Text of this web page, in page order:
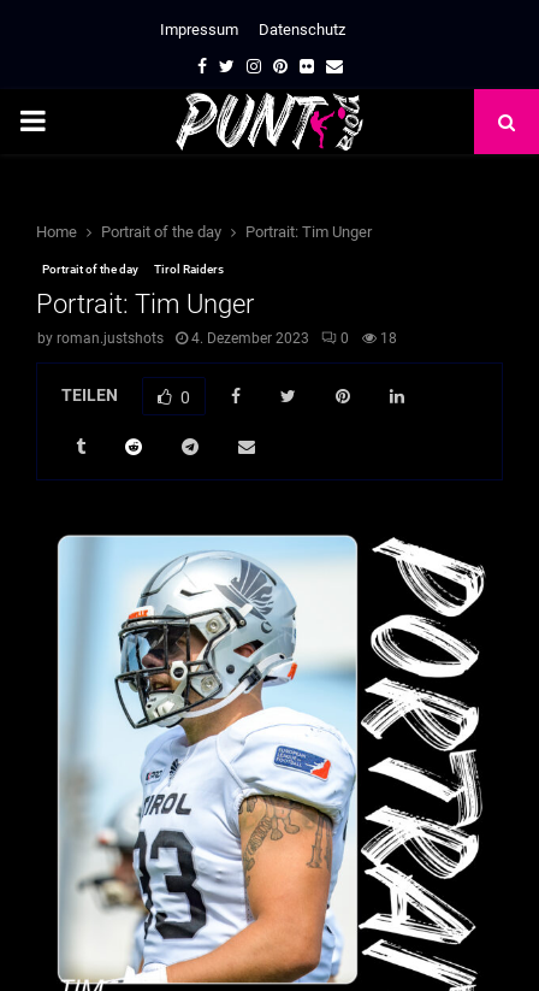
Impressum Datenschutz
Facebook
TwitterInstagram
Pinterest
FlickrEmail
PRIMARY
Home Portrait of the day Portrait: Tim Unger
Portrait of the day Tirol Raiders
Portrait: Tim Unger
by roman.justshots 4. Dezember 2023 0 18
TEILEN 0